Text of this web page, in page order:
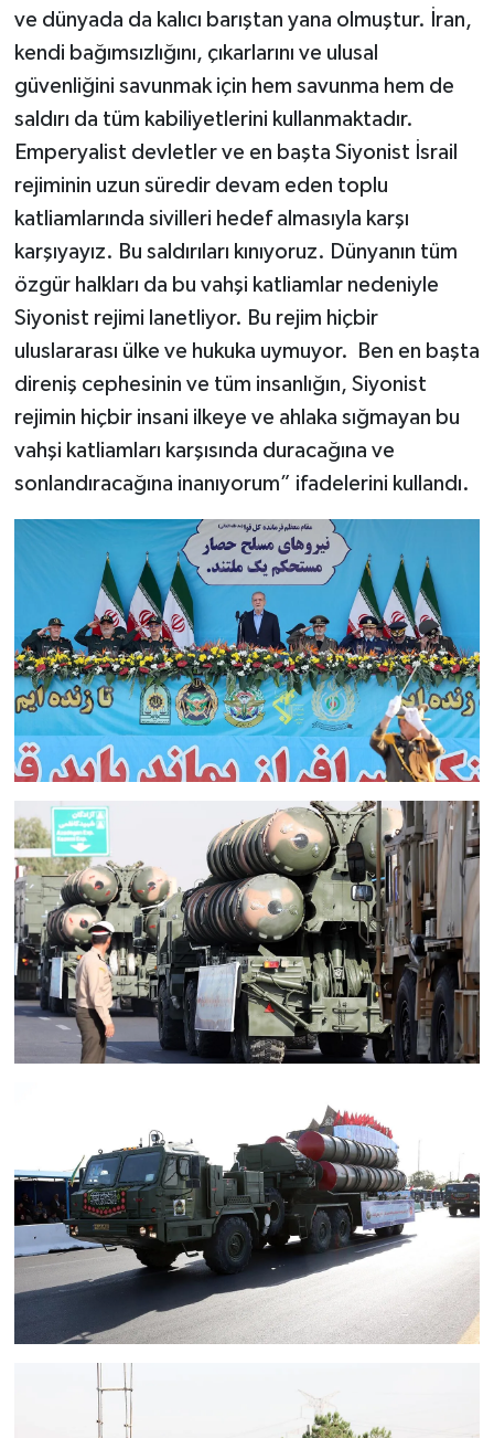
ve dünyada da kalıcı barıştan yana olmuştur. İran,
kendi bağımsızlığını, çıkarlarını ve ulusal
güvenliğini savunmak için hem savunma hem de
saldırı da tüm kabiliyetlerini kullanmaktadır.
Emperyalist devletler ve en başta Siyonist İsrail
rejiminin uzun süredir devam eden toplu
katliamlarında sivilleri hedef almasıyla karşı
karşıyayız. Bu saldırıları kınıyoruz. Dünyanın tüm
özgür halkları da bu vahşi katliamlar nedeniyle
Siyonist rejimi lanetliyor. Bu rejim hiçbir
uluslararası ülke ve hukuka uymuyor. Ben en başta
direniş cephesinin ve tüm insanlığın, Siyonist
rejimin hiçbir insani ilkeye ve ahlaka sığmayan bu
vahşi katliamları karşısında duracağına ve
sonlandıracağına inanıyorum” ifadelerini kullandı.